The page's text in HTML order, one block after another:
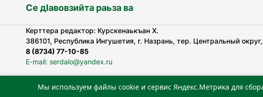
Се дӀавовзийта раьза ва
Керттера редактор: Курскенаькъан Х.
386101, Республика Ингушетия, г. Назрань, тер. Центральный
8 (8734) 77-10-85
E-mail: serdalo@yandex.ru
«Сердало» газета арадувлар чIоагIдаьд бувзамеи, хоам беча
Мы используем файлы cookie и сервис Яндекс.Метрика для